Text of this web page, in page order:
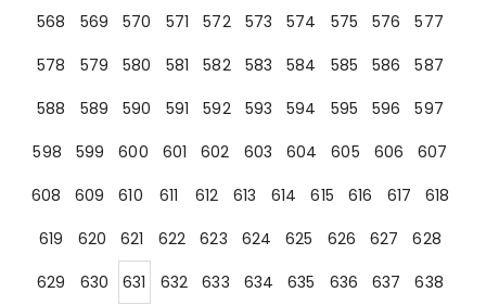
568
569 570 571 572 573 574 575 576
577
578
579 580 581 582 583 584 585 586
587
588
589 590 591 592 593 594 595 596
597
598
599 600 601 602 603 604 605 606
607
608
609 610 611 612 613 614 615 616 617
618
619
620 621 622 623 624 625 626 627
628
629
630 631 632 633 634 635 636 637
638